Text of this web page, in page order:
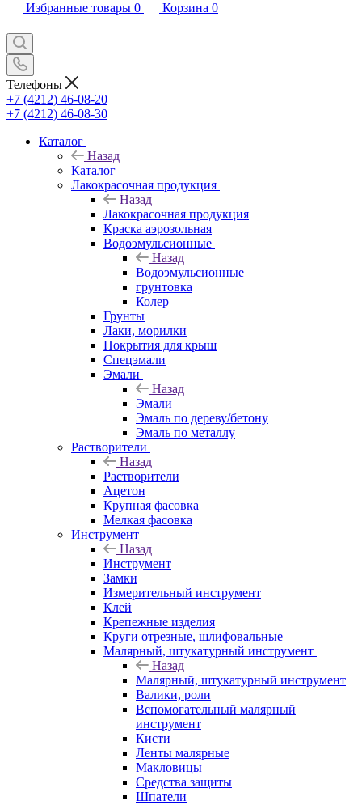
Избранные товары 0 Корзина 0
Телефоны
+7 (4212) 46-08-20
+7 (4212) 46-08-30
Каталог
Назад
Каталог
Лакокрасочная продукция
Назад
Лакокрасочная продукция
Краска аэрозольная
Водоэмульсионные
Назад
Водоэмульсионные
грунтовка
Колер
Грунты
Лаки, морилки
Покрытия для крыш
Спецэмали
Эмали
Назад
Эмали
Эмаль по дереву/бетону
Эмаль по металлу
Растворители
Назад
Растворители
Ацетон
Крупная фасовка
Мелкая фасовка
Инструмент
Назад
Инструмент
Замки
Измерительный инструмент
Клей
Крепежные изделия
Круги отрезные, шлифовальные
Малярный, штукатурный инструмент
Назад
Малярный, штукатурный инструмент
Валики, роли
Вспомогательный малярный
инструмент
Кисти
Ленты малярные
Макловицы
Средства защиты
Шпатели